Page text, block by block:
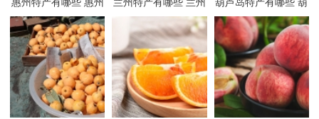
惠州特产有哪些 惠州
有哪些特产
兰州特产有哪些 兰州
有哪些特产
葫芦岛特产有哪些 葫
芦岛有哪些特产